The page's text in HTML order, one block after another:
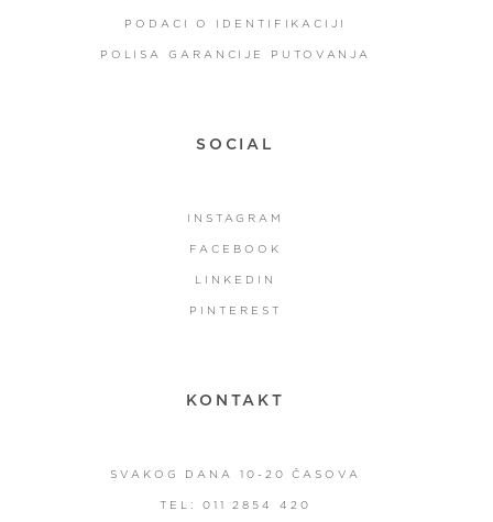
PODACI O IDENTIFIKACIJI
POLISA GARANCIJE PUTOVANJA
SOCIAL
INSTAGRAM
FACEBOOK
LINKEDIN
PINTEREST
KONTAKT
SVAKOG DANA 10-20 ČASOVA
TEL: 011 2854 420